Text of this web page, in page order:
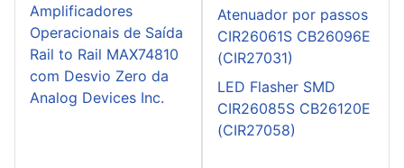
Amplificadores
Operacionais de Saída
Rail to Rail MAX74810
com Desvio Zero da
Analog Devices Inc.
Atenuador por passos
CIR26061S CB26096E
(CIR27031)
LED Flasher SMD
CIR26085S CB26120E
(CIR27058)